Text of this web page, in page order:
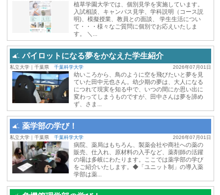
植草学園大学では、個別見学を実施しています。
入試相談、キャンパス見学、学科説明（コース説
明)、模擬授業、教員との面談、 学生生活につい
て・・・様々なご質問に個別でお応えいたしま
す。 ＼...
パイロットになる夢をかなえた学生紹介
2026年07月01日
私立大学｜千葉県 千葉科学大学
幼いころから、鳥のように空を飛びたいと夢を見
ていた田中元也さん。幼少期の夢は、大人になる
につれて現実を知る中で、いつの間にか思い出に
変わってしまうものですが、田中さんは夢を諦め
ず、さま...
薬学部の学び！
2026年07月01日
私立大学｜千葉県 千葉科学大学
病院、薬局はもちろん、製薬会社や商社への薬の
販売、仕入れ、原材料の入手など、薬剤師の活躍
の場は多岐にわたります。ここでは薬学部の学び
をご紹介いたします。◆「ユニット制」の導入薬
学部は薬...